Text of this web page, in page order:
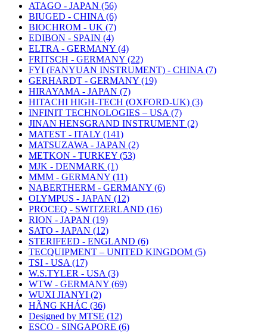
ATAGO - JAPAN (56)
BIUGED - CHINA (6)
BIOCHROM - UK (7)
EDIBON - SPAIN (4)
ELTRA - GERMANY (4)
FRITSCH - GERMANY (22)
FYI (FANYUAN INSTRUMENT) - CHINA (7)
GERHARDT - GERMANY (19)
HIRAYAMA - JAPAN (7)
HITACHI HIGH-TECH (OXFORD-UK) (3)
INFINIT TECHNOLOGIES – USA (7)
JINAN HENSGRAND INSTRUMENT (2)
MATEST - ITALY (141)
MATSUZAWA - JAPAN (2)
METKON - TURKEY (53)
MJK - DENMARK (1)
MMM - GERMANY (11)
NABERTHERM - GERMANY (6)
OLYMPUS - JAPAN (12)
PROCEQ - SWITZERLAND (16)
RION - JAPAN (19)
SATO - JAPAN (12)
STERIFEED - ENGLAND (6)
TECQUIPMENT – UNITED KINGDOM (5)
TSI - USA (17)
W.S.TYLER - USA (3)
WTW - GERMANY (69)
WUXI JIANYI (2)
HÃNG KHÁC (36)
Designed by MTSE (12)
ESCO - SINGAPORE (6)